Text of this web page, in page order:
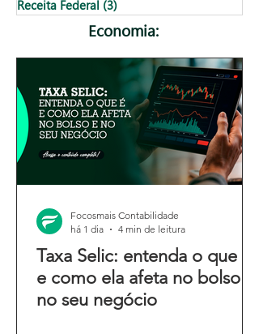
Receita Federal (3)
Economia:
Taxa Selic: entenda o que é
e como ela afeta no bolso e
no seu negócio
Focosmais Contabilidade
há 1 dia
4 min de leitura